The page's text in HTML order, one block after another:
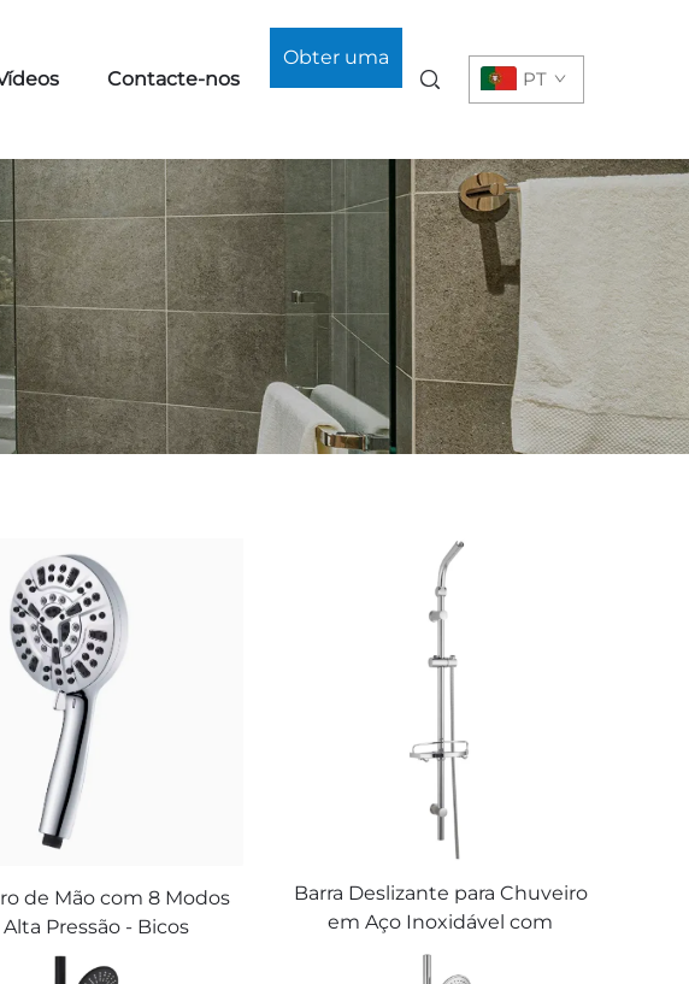
Contacte-nos
Obter uma
PT
de Mão com 8 Modos
Pressão - Bicos
Lavagem
Barra Deslizante para Chuveiro
em Aço Inoxidável com
Ângulo Ajustável com Bandeja